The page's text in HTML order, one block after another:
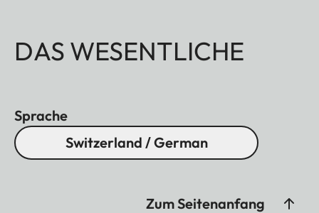
DAS WESENTLICHE
Sprache
Switzerland / German
Zum Seitenanfang